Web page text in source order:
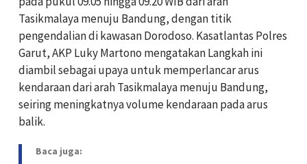
Tasikmalaya menuju Bandung, dengan titik
pengendalian di kawasan Dorodoso. Kasatlantas Polres
Garut, AKP Luky Martono mengatakan Langkah ini
diambil sebagai upaya untuk memperlancar arus
kendaraan dari arah Tasikmalaya menuju Bandung,
seiring meningkatnya volume kendaraan pada arus
balik.
Baca juga: